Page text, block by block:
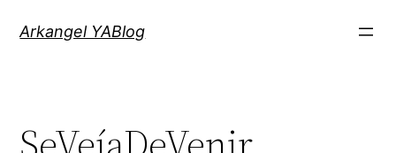
Arkangel YABlog